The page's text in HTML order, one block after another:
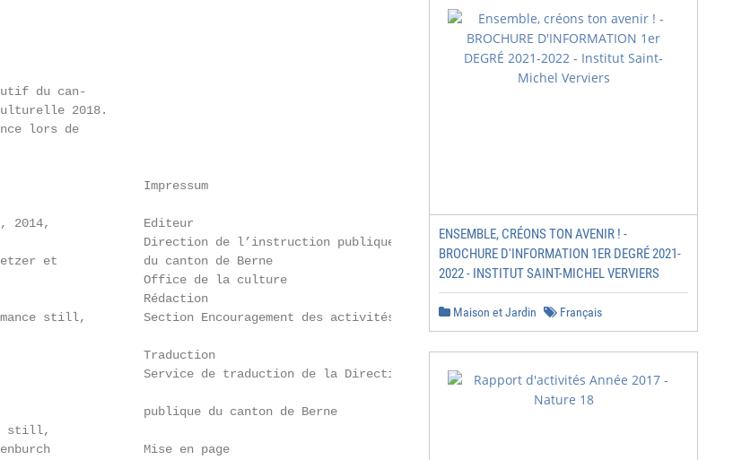
du can-
2018.
lors de
Impressum
2014,             Editeur
Direction de l’instruction publique
et            du canton de Berne
Office de la culture
Rédaction
still,        Section Encouragement des activités culturelles
Traduction
Service de traduction de la Direction de l'instruction
publique du canton de Berne
still,
Mise en page
ENSEMBLE, CRÉONS TON AVENIR ! -
BROCHURE D'INFORMATION 1ER DEGRÉ 2021-
2022 - INSTITUT SAINT-MICHEL VERVIERS
Maison et Jardin Français